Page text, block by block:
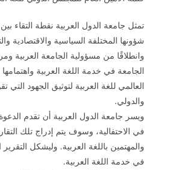
تمثل جامعة الدول العربية نقطة التقاء
شؤونها المختلفة السياسية والاقتصادية
وانطلاقًا من مسؤولية الجامعة العربية
الجامعة في خدمة اللغة العربية
العالمي للغة العربية لتوثيق الجهود
والدولي.
ويسر جامعة الدول العربية أن تقدم
في الاحتفالية، وسوف يتم إدراج تلك
والمهتمين باللغة العربية. وليشكل
في خدمة اللغة العربية.